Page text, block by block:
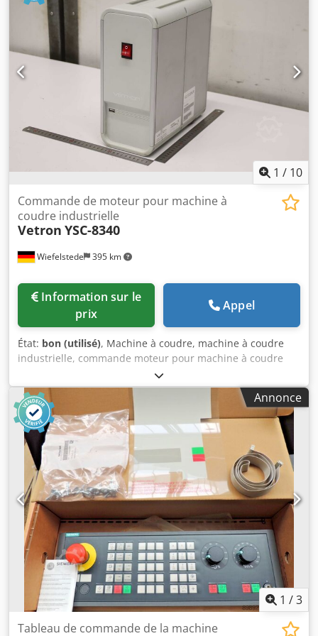
1 / 10
Wiefelstede 395 km
Commande de moteur pour machine à
coudre industrielle
Vetron YSC-8340
prix
Appel
État: bon (utilisé), Machine à coudre, machine à coudre
industrielle, commande moteur pour machine à coudre
industrielle, boîtier de commande moteur, contrôleur de
moteur Dedpfx Ahexnwx Rs Tswa - Fabricant : Vetron,
boîtier de commande moteur pour machine à coudre
industrielle - Type : YSC-8340 - Tension : 230V - Quantité :
13 commandes disponibles - Prix : à l'unité - Dimensions :
280/130/H310 mm - Poids : 4,4 kg/pc.
Annonce
1 /3
Tableau de commande de la machine